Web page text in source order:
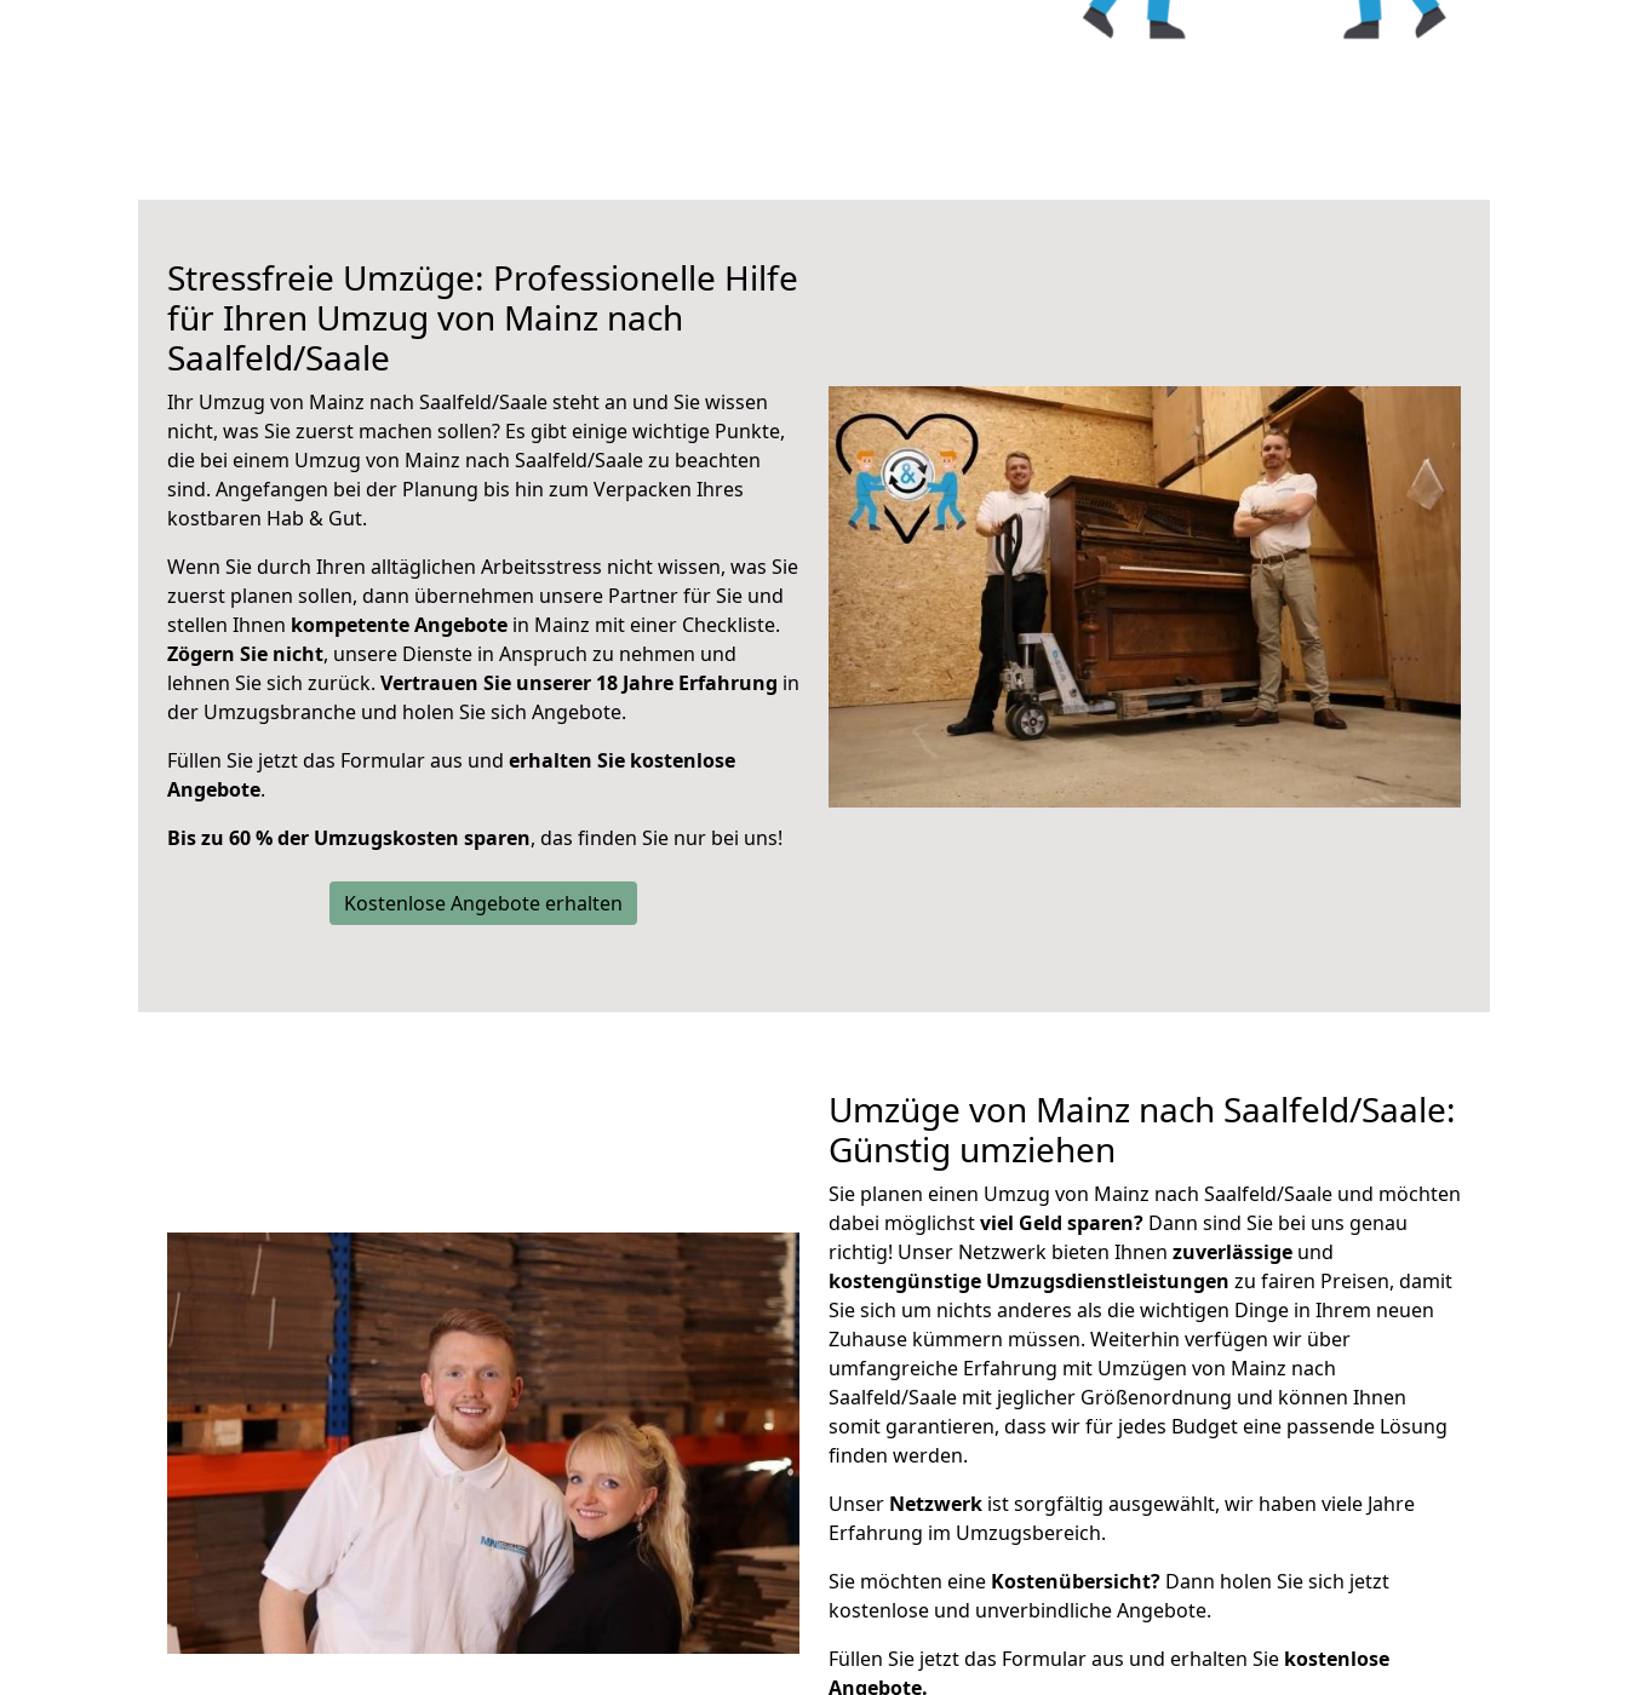
Stressfreie Umzüge: Professionelle Hilfe
für Ihren Umzug von Mainz nach
Saalfeld/Saale
Ihr Umzug von Mainz nach Saalfeld/Saale steht an und Sie wissen
nicht, was Sie zuerst machen sollen? Es gibt einige wichtige Punkte,
die bei einem Umzug von Mainz nach Saalfeld/Saale zu beachten
sind. Angefangen bei der Planung bis hin zum Verpacken Ihres
kostbaren Hab & Gut.
Wenn Sie durch Ihren alltäglichen Arbeitsstress nicht wissen, was Sie
zuerst planen sollen, dann übernehmen unsere Partner für Sie und
stellen Ihnen kompetente Angebote in Mainz mit einer Checkliste.
Zögern Sie nicht, unsere Dienste in Anspruch zu nehmen und
lehnen Sie sich zurück. Vertrauen Sie unserer 18 Jahre Erfahrung in
der Umzugsbranche und holen Sie sich Angebote.
Füllen Sie jetzt das Formular aus und erhalten Sie kostenlose
Angebote.
Bis zu 60 % der Umzugskosten sparen, das finden Sie nur bei uns!
Kostenlose Angebote erhalten
Umzüge von Mainz nach Saalfeld/Saale:
Günstig umziehen
Sie planen einen Umzug von Mainz nach Saalfeld/Saale und möchten
dabei möglichstviel Geld sparen? Dann sind Sie bei uns genau
richtig! Unser Netzwerk bieten Ihnen zuverlässige und
kostengünstige Umzugsdienstleistungen zu fairen Preisen, damit
Sie sich um nichts anderes als die wichtigen Dinge in Ihrem neuen
Zuhause kümmern müssen. Weiterhin verfügen wir über
umfangreiche Erfahrung mit Umzügen von Mainz nach
Saalfeld/Saale mit jeglicher Größenordnung und können Ihnen
somit garantieren, dass wir für jedes Budget eine passende Lösung
finden werden.
Unser Netzwerk ist sorgfältig ausgewählt, wir haben viele Jahre
Erfahrung im Umzugsbereich.
Sie möchten eine Kostenübersicht? Dann holen Sie sich jetzt
kostenlose und unverbindliche Angebote.
Füllen Sie jetzt das Formular aus und erhalten Sie kostenlose
Angebote.